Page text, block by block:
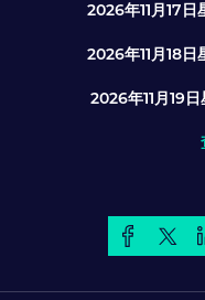
2026年11月17
2026年11月18
2026年11月19